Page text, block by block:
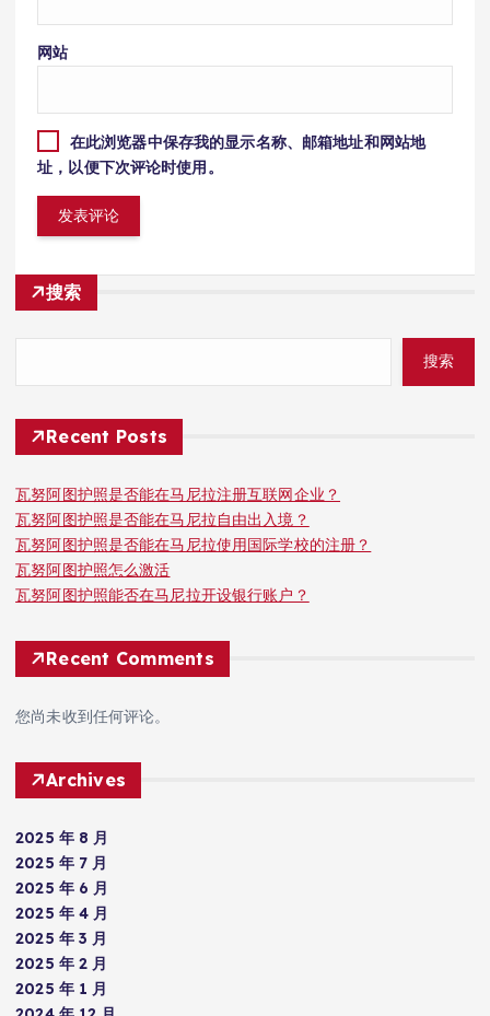
网站
在此浏览器中保存我的显示名称、邮箱地址和网站地
址，以便下次评论时使用。
搜索
搜索
Recent Posts
瓦努阿图护照是否能在马尼拉注册互联网企业？
瓦努阿图护照是否能在马尼拉自由出入境？
瓦努阿图护照是否能在马尼拉使用国际学校的注册？
瓦努阿图护照怎么激活
瓦努阿图护照能否在马尼拉开设银行账户？
Recent Comments
您尚未收到任何评论。
Archives
2025 年 8 月
2025 年 7 月
2025 年 6 月
2025 年 4 月
2025 年 3 月
2025 年 2 月
2025 年 1 月